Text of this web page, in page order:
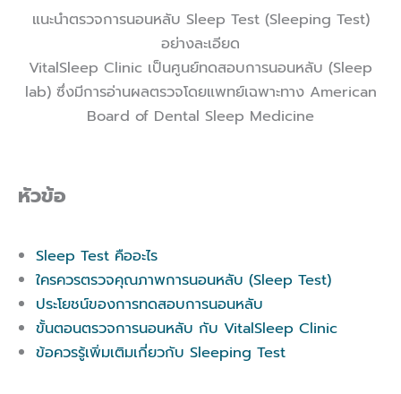
แนะนำตรวจการนอนหลับ Sleep Test (Sleeping Test)
อย่างละเอียด
VitalSleep Clinic เป็นศูนย์ทดสอบการนอนหลับ (Sleep
lab) ซึ่งมีการอ่านผลตรวจโดยแพทย์เฉพาะทาง American
Board of Dental Sleep Medicine
หัวข้อ
Sleep Test คืออะไร
ใครควรตรวจคุณภาพการนอนหลับ (Sleep Test)
ประโยชน์ของการทดสอบการนอนหลับ
ขั้นตอนตรวจการนอนหลับ กับ VitalSleep Clinic
ข้อควรรู้เพิ่มเติมเกี่ยวกับ Sleeping Test